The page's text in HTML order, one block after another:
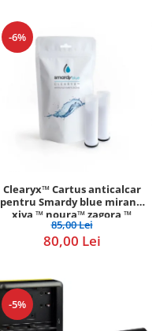
-6%
Clearyx™ Cartus anticalcar
pentru Smardy blue miran™
xiva ™ noura™ zagora ™
85,00 Lei
80,00 Lei
-5%